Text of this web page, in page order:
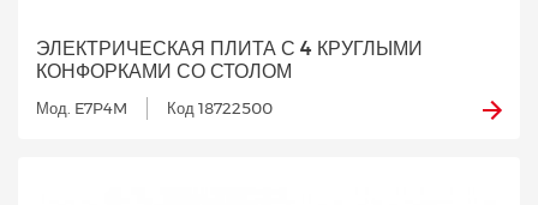
ЭЛЕКТРИЧЕСКАЯ ПЛИТА С 4 КРУГЛЫМИ
КОНФОРКАМИ СО СТОЛОМ
Мод. E7P4M Код 18722500